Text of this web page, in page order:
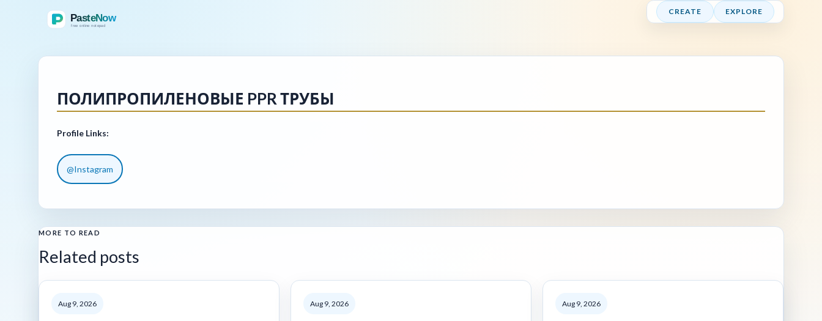
CREATE EXPLORE
ПОЛИПРОПИЛЕНОВЫЕ PPR ТРУБЫ
Profile Links:
@Instagram
MORE TO READ
Related posts
Aug 9, 2026 Aug 9, 2026 Aug 9, 2026